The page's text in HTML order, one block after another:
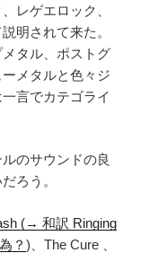
レゲエロック、
明されて来た。
タル、ポストグ
メタルと色々ジ
言でカテゴライ
のサウンドの良
ろう。
(→ 和訳 Ringing
？ )、The Cure 、